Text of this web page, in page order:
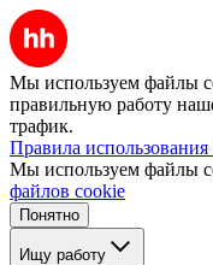
Мы используем файлы
правильную работу
трафик.
Правила
Мы используем файлы
файлов cookie
Понятно
Ищу работу